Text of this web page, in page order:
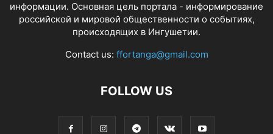
информации. Основная цель портала - информирование
российской и мировой общественности о событиях,
происходящих в Ингушетии.
Contact us: ffortanga@gmail.com
FOLLOW US